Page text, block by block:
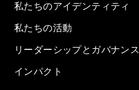
私たちのアイデンティティ
私たちの活動
リーダーシップとガバナンス
インパクト